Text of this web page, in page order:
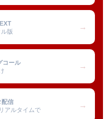
版
→
コール →
配信
アルタイムで
→